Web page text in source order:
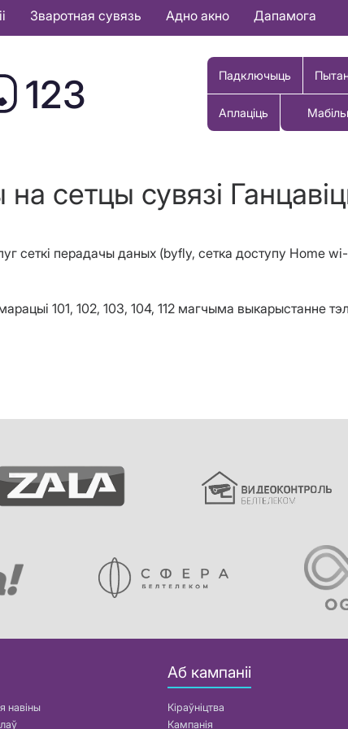
Зваротная сувязь Адно акно Дапамога
123 Падключыць
Аплаціць
сетцы сувязі
сеткі перадачы даных (byfly, cетка доступу Home
101, 102, 103, 104, 112 магчыма выкарыстанне
навіны
Аб кампаніі
Кіраўніцтва
Кампанія